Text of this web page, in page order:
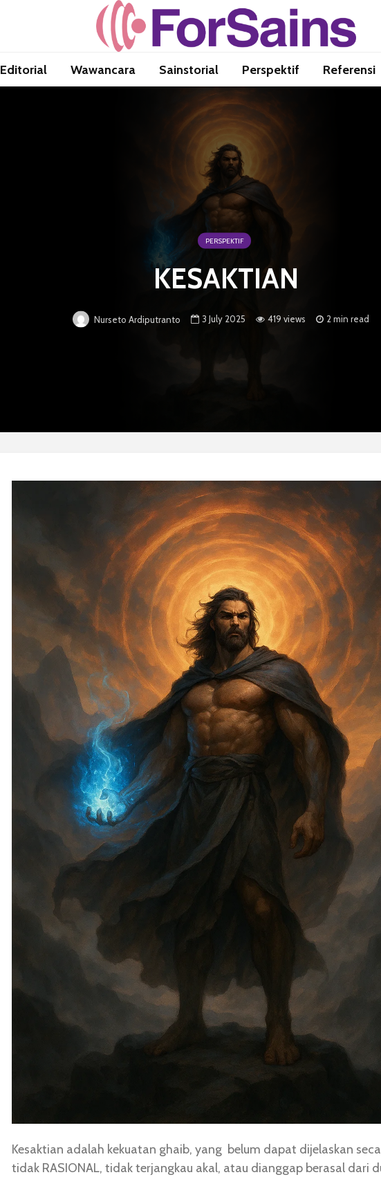
Editorial Wawancara Sainstorial Perspektif Referensi
PERSPEKTIF
KESAKTIAN
Nurseto Ardiputranto 3 July 2025 419 views 2 min read
Kesaktian adalah kekuatan ghaib, yang belum dapat dijelaskan
tidak RASIONAL, tidak terjangkau akal, atau dianggap berasal dari